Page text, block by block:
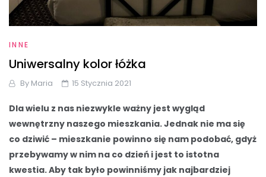
INNE
Uniwersalny kolor łóżka
By Maria 15 Stycznia 2021
Dla wielu z nas niezwykle ważny jest wygląd
wewnętrzny naszego mieszkania. Jednak nie ma się
co dziwić – mieszkanie powinno się nam podobać, gdyż
przebywamy w nim na co dzień i jest to istotna
kwestia. Aby tak było powinniśmy jak najbardziej